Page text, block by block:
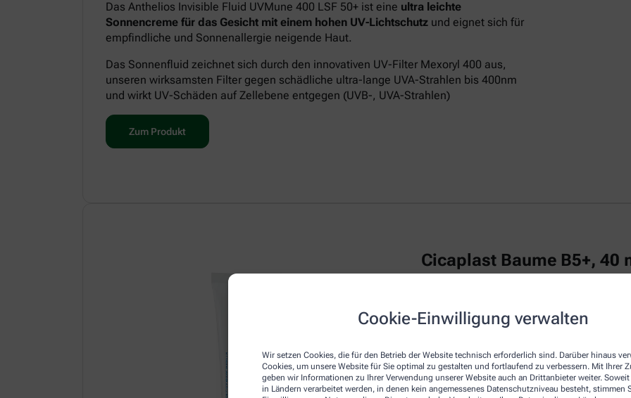
Cookie-Einwilligung verwalten
Wir setzen Cookies, die für den Betrieb der Website technisch erforderlich sind. Darüber hinaus
Cookies, um unsere Website für Sie optimal zu gestalten und fortlaufend zu verbessern. Mit Ihrer
geben wir Informationen zu Ihrer Verwendung unserer Website auch an Drittanbieter weiter. Soweit
in Ländern verarbeitet werden, in denen kein angemessenes Datenschutzniveau besteht, stimmen
Das Anthelios Invisible Fluid UVMune 400 LSF 50+ ist eine ultra leichte
Sonnencreme für das Gesicht mit einem hohen UV-Lichtschutz und eignet sich für
empfindliche und Sonnenallergie neigende Haut.
Das Sonnenfluid zeichnet sich durch den innovativen UV-Filter Mexoryl 400 aus,
unseren wirksamsten Filter gegen schädliche ultra-lange UVA-Strahlen bis 400nm
und wirkt UV-Schäden auf Zellebene entgegen (UVB-, UVA-Strahlen)
Zum Produkt
Cicaplast Baume B5+, 40
La Roche Posay CICAPLAST Baume
irritierte Haut.Das reparierende Balsam
Die Creme zeichnet sich durch eine
empfindliche Haut am Körper, Gesicht
Dexpanthenol bezeichnet, wirkt